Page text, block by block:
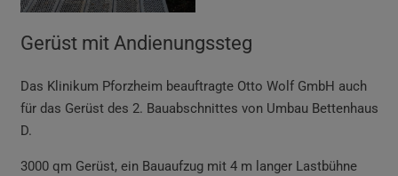
Gerüst mit Andienungssteg
Das Klinikum Pforzheim beauftragte Otto Wolf GmbH auch
für das Gerüst des 2. Bauabschnittes von Umbau Bettenhaus
D.
3000 qm Gerüst, ein Bauaufzug mit 4 m langer Lastbühne